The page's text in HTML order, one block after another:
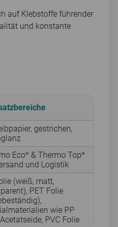
auf Klebstoffe führender
und konstante
gestrichen,
Eco* & Thermo Top*
und Logistik
(weiß, matt,
PET Folie
wie PP
PVC Folie